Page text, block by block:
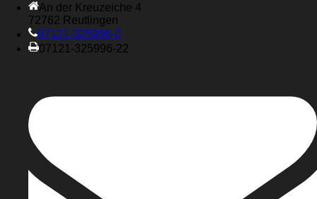
An der Kreuzeiche 4
72762 Reutlingen
07121-325996-0
07121-325996-22